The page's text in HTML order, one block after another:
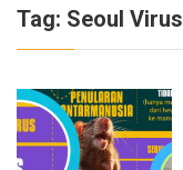
Tag: Seoul Virus